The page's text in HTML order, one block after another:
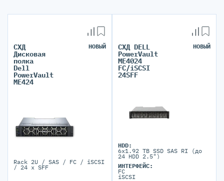
СХД
Дисковая
полка
Dell
PowerVault
ME424
НОВЫЙ
Rack 2U / SAS / FC / iSCSI
/ 24 x SFF
СХД DELL
PowerVault
ME4024
FC/iSCSI
24SFF
НОВЫЙ
HDD:
6x1.92 TB SSD SAS RI (до
24 HDD 2.5")
ИНТЕРФЕЙС:
FC
iSCSI